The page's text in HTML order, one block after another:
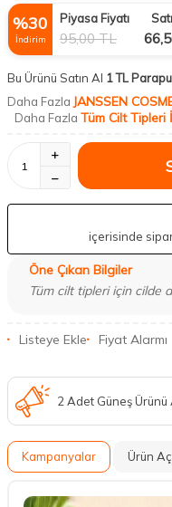
%30
İndirim
Piyasa Fiyatı
95,00TL
Bu Ürünü Satın Al 1 TL
Daha Fazla JANSSEN
Daha Fazla Tüm Cilt Tipleri
içerisinde
Öne Çıkan Bilgiler
Tüm cilt tipleri için cilde
Listeye Ekle Fiyat Alarmı
2 Adet Güneş
Kampanyalar Ürün